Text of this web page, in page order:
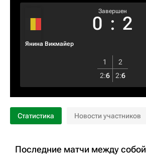
Янина Викмайер
Завершен
0 : 2
1
2
2:6 2:6
Статистика Новости участников
Последние матчи между собой